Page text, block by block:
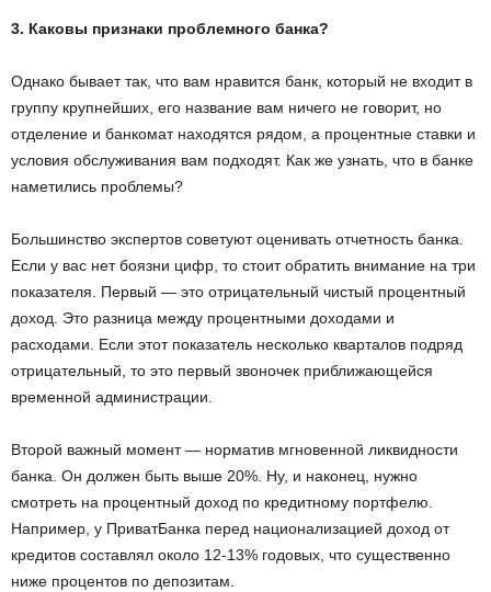
3. Каковы признаки проблемного банка?
Однако бывает так, что вам нравится банк, который не входит в
группу крупнейших, его название вам ничего не говорит, но
отделение и банкомат находятся рядом, а процентные ставки и
условия обслуживания вам подходят. Как же узнать, что в банке
наметились проблемы?
Большинство экспертов советуют оценивать отчетность банка.
Если у вас нет боязни цифр, то стоит обратить внимание на три
показателя. Первый — это отрицательный чистый процентный
доход. Это разница между процентными доходами и
расходами. Если этот показатель несколько кварталов подряд
отрицательный, то это первый звоночек приближающейся
временной администрации.
Второй важный момент — норматив мгновенной ликвидности
банка. Он должен быть выше 20%. Ну, и наконец, нужно
смотреть на процентный доход по кредитному портфелю.
Например, у ПриватБанка перед национализацией доход от
кредитов составлял около 12-13% годовых, что существенно
ниже процентов по депозитам.